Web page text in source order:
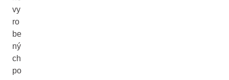
vy
ro
be
ný
ch
po